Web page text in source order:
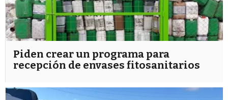
Piden crear un programa para
recepción de envases fitosanitarios